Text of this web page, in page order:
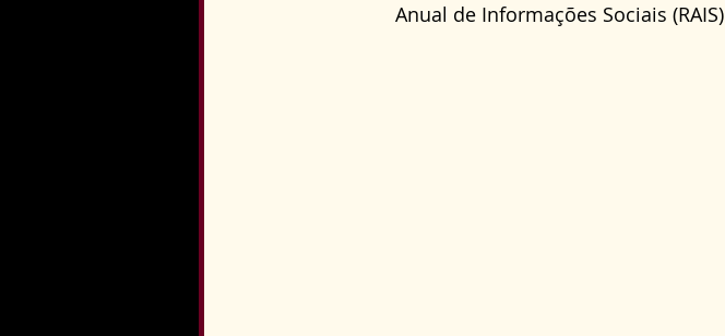
Anual de Informações Sociais